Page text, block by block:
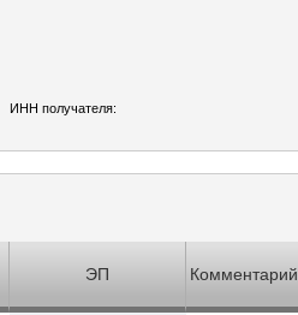
ИНН получателя:
ЭП Комментарий